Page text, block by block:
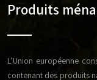
Produits
L’Union européenne
contenant des produits